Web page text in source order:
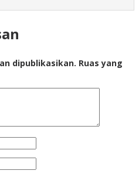
dipublikasikan. Ruas yang